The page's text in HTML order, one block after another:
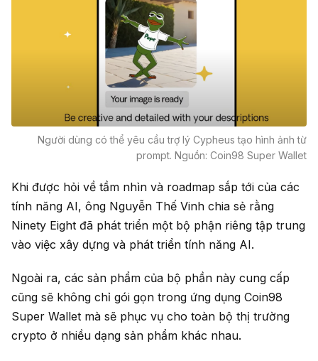
Người dùng có thể yêu cầu trợ lý Cypheus tạo hình ảnh từ
prompt. Nguồn: Coin98 Super Wallet
Khi được hỏi về tầm nhìn và roadmap sắp tới của các
tính năng AI, ông Nguyễn Thế Vinh chia sẻ rằng
Ninety Eight đã phát triển một bộ phận riêng tập trung
vào việc xây dựng và phát triển tính năng AI.
Ngoài ra, các sản phẩm của bộ phần này cung cấp
cũng sẽ không chỉ gói gọn trong ứng dụng Coin98
Super Wallet mà sẽ phục vụ cho toàn bộ thị trường
crypto ở nhiều dạng sản phẩm khác nhau.